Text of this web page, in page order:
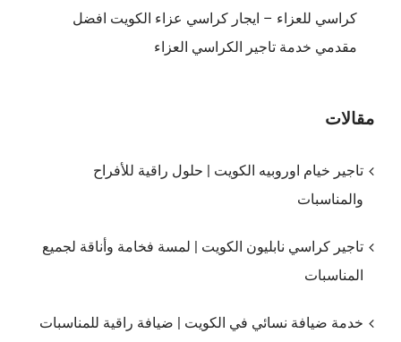
كراسي للعزاء – ايجار كراسي عزاء الكويت افضل
مقدمي خدمة تاجير الكراسي العزاء
مقالات
تاجير خيام اوروبيه الكويت | حلول راقية للأفراح
والمناسبات
تاجير كراسي نابليون الكويت | لمسة فخامة وأناقة لجميع
المناسبات
خدمة ضيافة نسائي في الكويت | ضيافة راقية للمناسبات